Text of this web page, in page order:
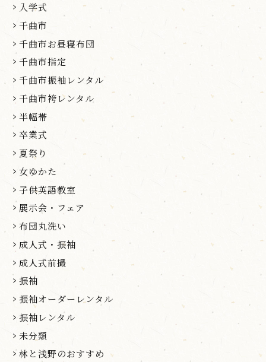
入学式
千曲市
千曲市お昼寝布団
千曲市指定
千曲市振袖レンタル
千曲市袴レンタル
半幅帯
卒業式
夏祭り
女ゆかた
子供英語教室
展示会・フェア
布団丸洗い
成人式・振袖
成人式前撮
振袖
振袖オーダーレンタル
振袖レンタル
未分類
林と浅野のおすすめ